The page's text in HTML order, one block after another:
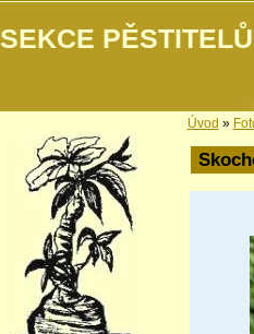
SEKCE
Úvod »